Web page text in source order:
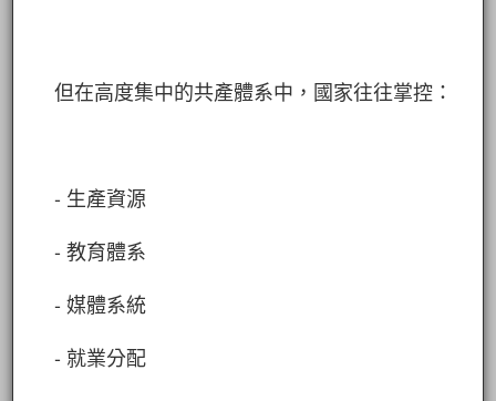
但在高度集中的共產體系中，國家往往掌控：
- 生產資源
- 教育體系
- 媒體系統
- 就業分配